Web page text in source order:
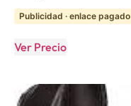
Publicidad · enlace pagado
Ver Precio